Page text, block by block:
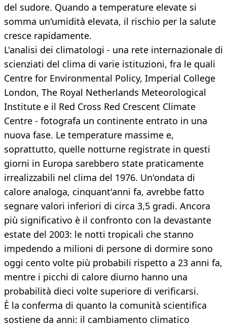
del sudore. Quando a temperature elevate si
somma un'umidità elevata, il rischio per la salute
cresce rapidamente.
L'analisi dei climatologi - una rete internazionale di
scienziati del clima di varie istituzioni, fra le quali
Centre for Environmental Policy, Imperial College
London, The Royal Netherlands Meteorological
Institute e il Red Cross Red Crescent Climate
Centre - fotografa un continente entrato in una
nuova fase. Le temperature massime e,
soprattutto, quelle notturne registrate in questi
giorni in Europa sarebbero state praticamente
irrealizzabili nel clima del 1976. Un'ondata di
calore analoga, cinquant'anni fa, avrebbe fatto
segnare valori inferiori di circa 3,5 gradi. Ancora
più significativo è il confronto con la devastante
estate del 2003: le notti tropicali che stanno
impedendo a milioni di persone di dormire sono
oggi cento volte più probabili rispetto a 23 anni fa,
mentre i picchi di calore diurno hanno una
probabilità dieci volte superiore di verificarsi.
È la conferma di quanto la comunità scientifica
sostiene da anni: il cambiamento climatico